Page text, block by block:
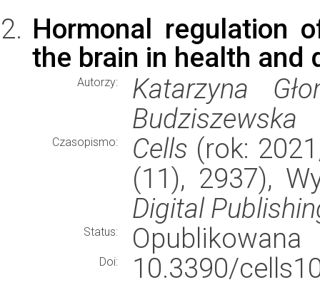
Hormonal regulation
the brain in health and
Autorzy:
Katarzyna
Budziszewska
Czasopismo: Cells (rok:
(11), 2937),
Digital
Status: Opublikowana
Doi:
10.3390/